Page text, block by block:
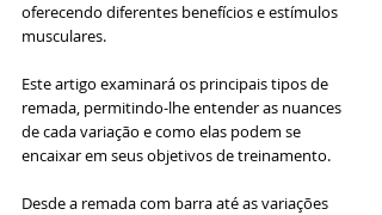
oferecendo diferentes benefícios e estímulos
musculares.
Este artigo examinará os principais tipos de
remada, permitindo-lhe entender as nuances
de cada variação e como elas podem se
encaixar em seus objetivos de treinamento.
Desde a remada com barra até as variações